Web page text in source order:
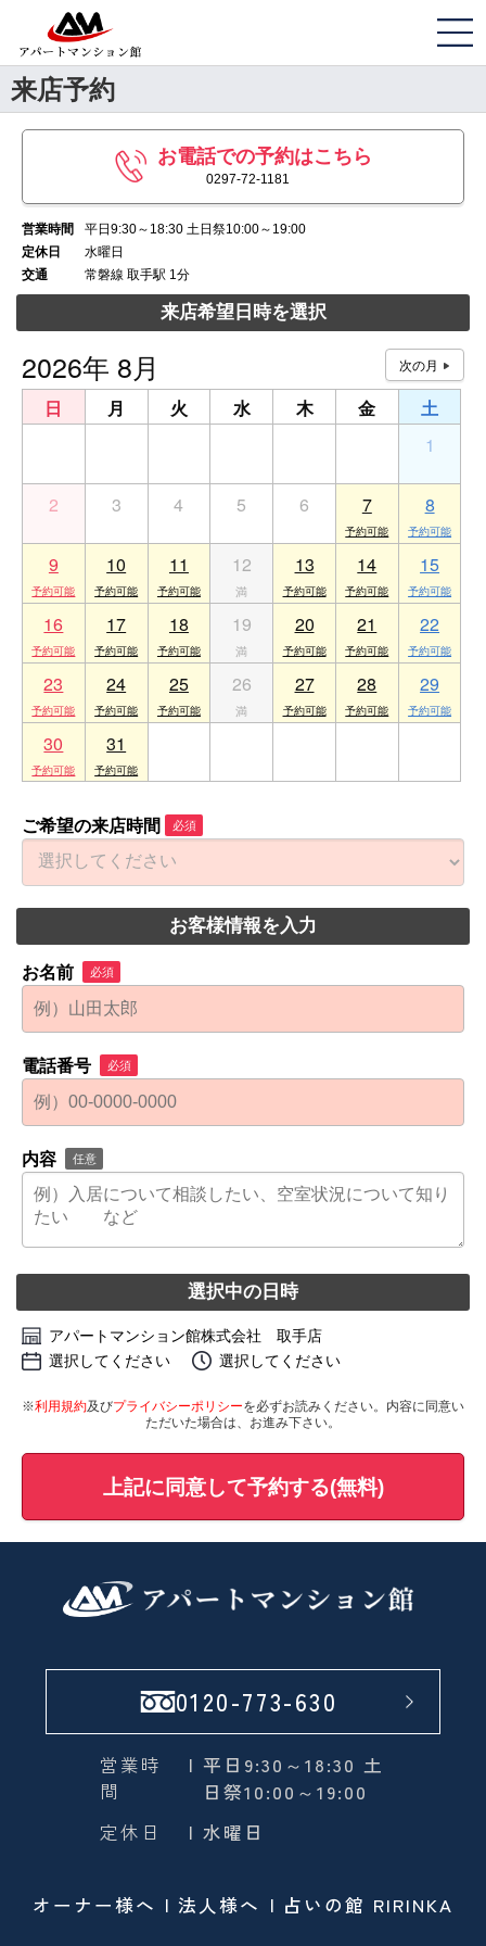
来店予約
お電話での予約はこちら
0297-72-1181
営業時間
平日9:30～18:30 土日祭10:00～19:00
定休日
水曜日
交通
常磐線 取手駅 1分
来店希望日時を選択
2026年 8月
日 月 火 水 木 金
土
1
2 3 4 5 6 7 8
9 10 11 12 13 14 15
16 17 18 19 20 21 22
23 24 25 26 27 28 29
30 31
ご希望の来店時間 必須
お客様情報を入力
お名前 必須
電話番号 必須
内容 任意
選択中の日時
アパートマンション館株式会社 取手店
選択してください
選択してください
※利用規約及びプライバシーポリシーを必ずお読みください。内容に同意い
ただいた場合は、お進み下さい。
上記に同意して予約する(無料)
0120-773-630
営業時
間
| 平日9:30～18:30 土
日祭10:00～19:00
定休日
| 水曜日
オーナー様へ 法人様へ 占いの館 RIRINKA